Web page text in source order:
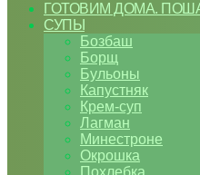
ГОТОВИМ ДОМА.
СУПЫ
Бозбаш
Борщ
Бульоны
Капустняк
Крем-суп
Лагман
Минестроне
Окрошка
Похлебка